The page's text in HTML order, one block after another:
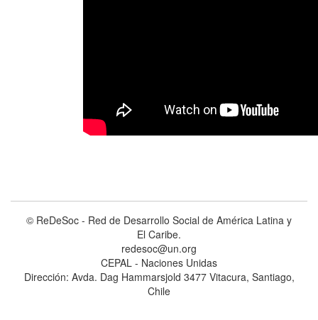
© ReDeSoc - Red de Desarrollo Social de América Latina y
El Caribe.
redesoc@un.org
CEPAL - Naciones Unidas
Dirección: Avda. Dag Hammarsjold 3477 Vitacura, Santiago,
Chile